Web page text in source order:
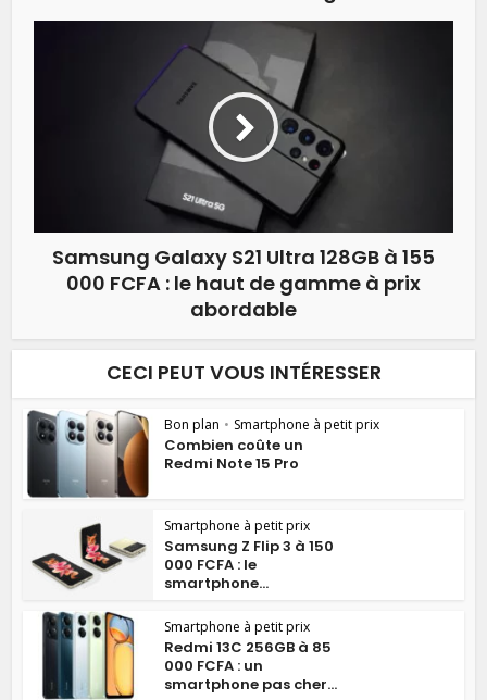
Samsung Galaxy S21 Ultra 128GB à 155
000 FCFA : le haut de gamme à prix
abordable
CECI PEUT VOUS INTÉRESSER
Bon plan • Smartphone à petit prix
Combien coûte un
Redmi Note 15 Pro
Smartphone à petit prix
Samsung Z Flip 3 à 150
000 FCFA : le
smartphone...
Smartphone à petit prix
Redmi 13C 256GB à 85
000 FCFA : un
smartphone pas cher...